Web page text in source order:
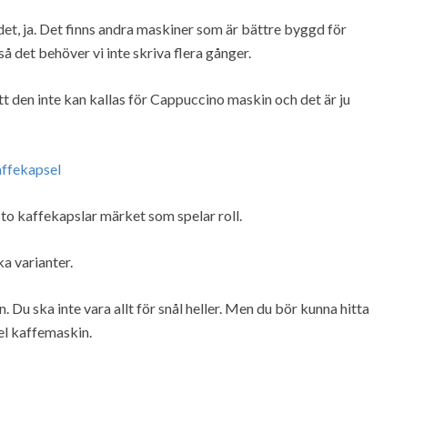
ja. Det finns andra maskiner som är bättre byggd för
det behöver vi inte skriva flera gånger.
inte kan kallas för Cappuccino maskin och det är ju
kaffekapslar märket som spelar roll.
varianter.
Du ska inte vara allt för snål heller. Men du bör kunna hitta
kaffemaskin.